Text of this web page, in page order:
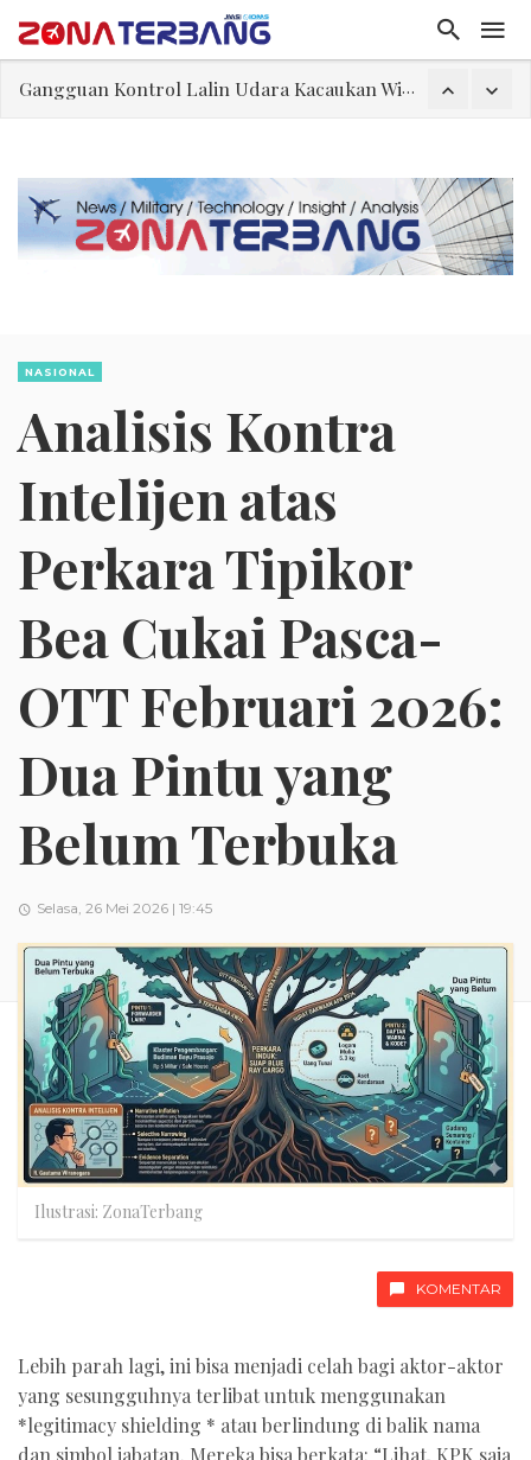
El-Sayed, Palestina, dan Peluang Diplomasi Prabowo
Trump Batasi Hak Kewarganegaraan Lewat Kelahiran dan Larang “Wisata Bersalin”
Sjafrie Sjamsoeddin: Jangan Sakiti Hati Rakyat
NASIONAL
Analisis Kontra
Intelijen atas
Perkara Tipikor
Bea Cukai Pasca-
OTT Februari 2026:
Dua Pintu yang
Belum Terbuka
Selasa, 26 Mei 2026 | 19:45
Ilustrasi: ZonaTerbang
KOMENTAR
Lebih parah lagi, ini bisa menjadi celah bagi aktor-aktor
yang sesungguhnya terlibat untuk menggunakan
*legitimacy shielding * atau berlindung di balik nama
dan simbol jabatan. Mereka bisa berkata: “Lihat, KPK saja